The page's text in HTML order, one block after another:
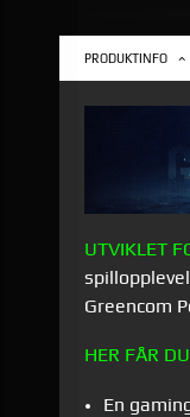
PRODUKTINFO
UTVIKLET
Greencom
HER FÅR
En